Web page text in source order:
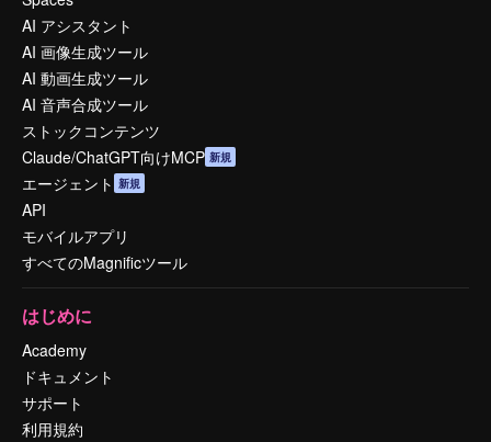
AI アシスタント
AI 画像生成ツール
AI 動画生成ツール
AI 音声合成ツール
ストックコンテンツ
Claude/ChatGPT向けMCP 新規
エージェント 新規
API
モバイルアプリ
すべてのMagnificツール
はじめに
Academy
ドキュメント
サポート
利用規約